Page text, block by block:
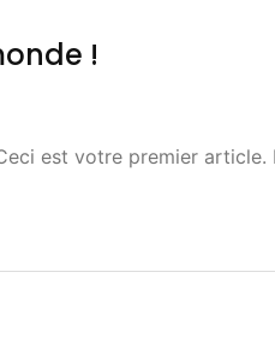
!
est votre premier